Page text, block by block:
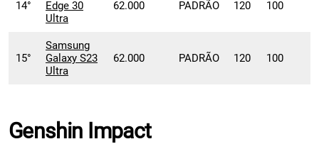
14°
Edge 30
Ultra
62.000 PADRÃO 120 100
15°
Samsung
Galaxy S23
Ultra
62.000 PADRÃO 120 100
Genshin Impact